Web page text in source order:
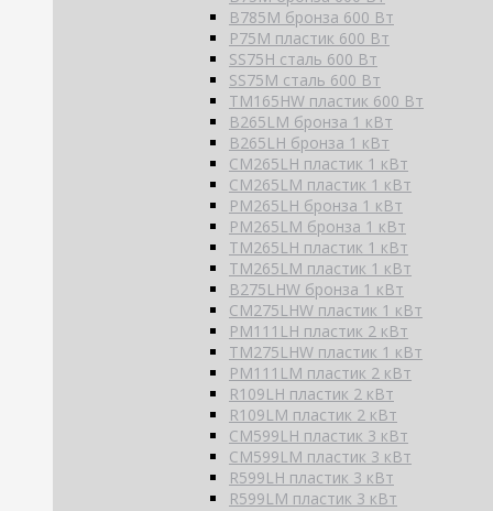
B785M бронза 600 Вт
P75M пластик 600 Вт
SS75H сталь 600 Вт
SS75M сталь 600 Вт
TM165HW пластик 600 Вт
B265LM бронза 1 кВт
B265LH бронза 1 кВт
CM265LH пластик 1 кВт
CM265LM пластик 1 кВт
PM265LH бронза 1 кВт
PM265LM бронза 1 кВт
TM265LH пластик 1 кВт
TM265LM пластик 1 кВт
B275LHW бронза 1 кВт
CM275LHW пластик 1 кВт
PM111LH пластик 2 кВт
TM275LHW пластик 1 кВт
PM111LM пластик 2 кВт
R109LH пластик 2 кВт
R109LM пластик 2 кВт
CM599LH пластик 3 кВт
CM599LM пластик 3 кВт
R599LH пластик 3 кВт
R599LM пластик 3 кВт